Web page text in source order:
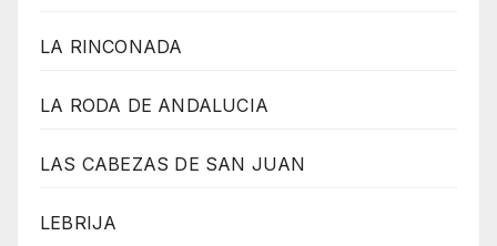
LA RINCONADA
LA RODA DE ANDALUCIA
LAS CABEZAS DE SAN JUAN
LEBRIJA